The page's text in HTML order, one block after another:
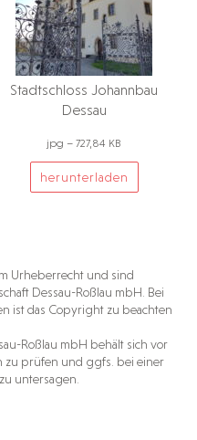
Stadtschloss Johannbau
Dessau
jpg – 727,84 KB
herunterladen
Urheberrecht und sind
Dessau-Roßlau mbH. Bei
ist das Copyright zu beachten
Roßlau mbH behält sich vor
zu prüfen und ggfs. bei einer
untersagen.